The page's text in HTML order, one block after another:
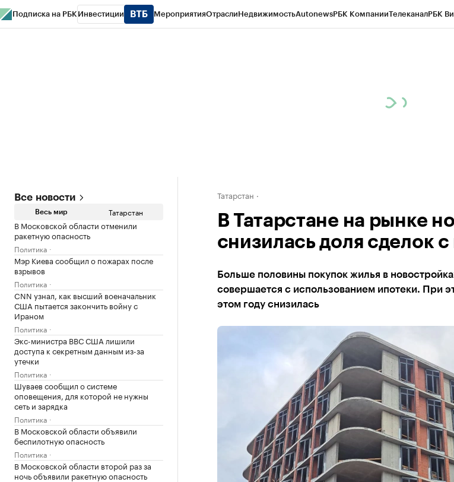
Подписка на РБК Инвестиции МероприятияОтраслиНедвижимостьAutonewsРБК КомпанииТелеканалРБК
Все новости
Весь мир Татарстан
В Московской области отменили
ракетную опасность
Политика
Мэр Киева сообщил о пожарах после
взрывов
Политика
CNN узнал, как высший военачальник
США пытается закончить войну с
Ираном
Политика
Экс-министра ВВС США лишили
доступа к секретным данным из-за
утечки
Политика
Шуваев сообщил о системе
оповещения, для которой не нужны
сеть и зарядка
Политика
В Московской области объявили
беспилотную опасность
Политика
В Московской области второй раз за
ночь объявили ракетную опасность
Татарстан
В Татарстане на рынке
снизилась доля сделок
Больше половины покупок жилья в
совершается с использованием ипотеки. При
этом году снизилась